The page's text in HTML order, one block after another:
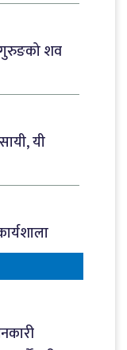
गुरुङको शव
यी
आगलागी